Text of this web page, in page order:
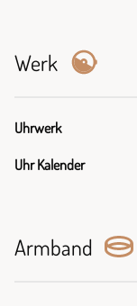
Werk
Uhrwerk
Uhr Kalender
Armband